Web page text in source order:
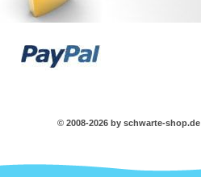
© 2008-2026 by schwarte-shop.de